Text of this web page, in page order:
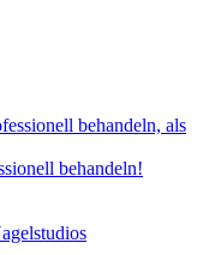
behandeln!